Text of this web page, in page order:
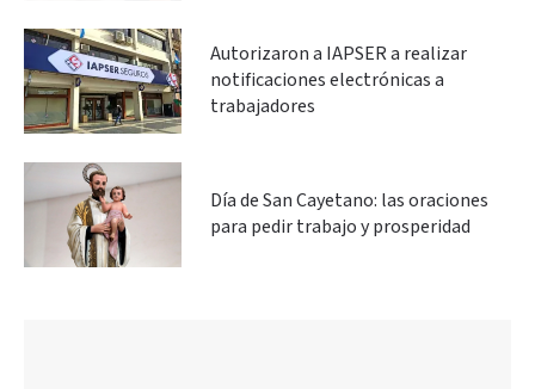
Autorizaron a IAPSER a realizar
notificaciones electrónicas a
trabajadores
Día de San Cayetano: las oraciones
para pedir trabajo y prosperidad